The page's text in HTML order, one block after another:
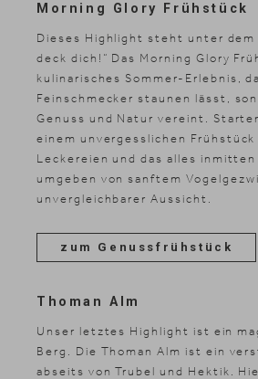
Morning Glory Frühstück
Dieses Highlight steht unter dem
deck dich!“ Das Morning Glory
kulinarisches Sommer-Erlebnis,
Feinschmecker staunen lässt,
Genuss und Natur vereint.
einem unvergesslichen
Leckereien und das alles
umgeben von sanftem
unvergleichbarer Aussicht.
zum Genussfrühstück
Thoman Alm
Unser letztes Highlight ist ein
Berg. Die Thoman Alm ist ein
abseits von Trubel und Hektik.